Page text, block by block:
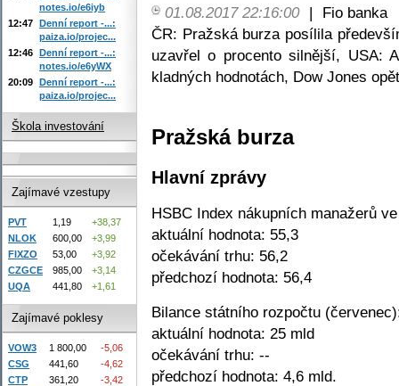
01.08.2017 22:16:00 |
Fio banka
ČR: Pražská burza posílila
uzavřel o procento silnější, USA:
kladných hodnotách, Dow Jones
Pražská burza
Hlavní zprávy
HSBC Index nákupních manažerů
aktuální hodnota: 55,3
očekávání trhu: 56,2
předchozí hodnota: 56,4
Bilance státního rozpočtu
aktuální hodnota: 25 mld
očekávání trhu: --
předchozí hodnota: 4,6 mld.
notes.io/e6iyb
12:47 Denní report -...:
paiza.io/projec...
12:46 Denní report -...:
notes.io/e6yWX
20:09 Denní report -...:
paiza.io/projec...
Škola investování
Zajímavé vzestupy
PVT 1,19
+38,37
NLOK
600,00
+3,99
FIXZO
53,00
+3,92
CZGCE
985,00
+3,14
UQA
441,80 +1,61
Zajímavé poklesy
VOW3 1 800,00
-5,06
CSG
441,60
-4,62
CTP
361,20
-3,42